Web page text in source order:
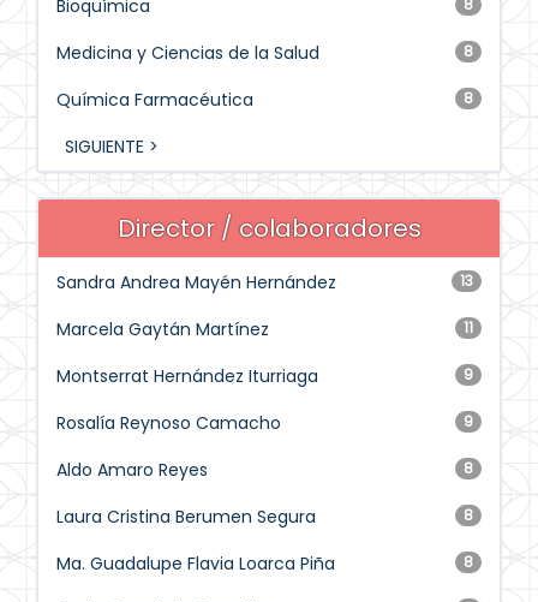
8
Bioquímica
8
Medicina y Ciencias de la Salud
8
Química Farmacéutica
SIGUIENTE >
Director / colaboradores
13
Sandra Andrea Mayén Hernández
11
Marcela Gaytán Martínez
9
Montserrat Hernández Iturriaga
9
Rosalía Reynoso Camacho
8
Aldo Amaro Reyes
8
Laura Cristina Berumen Segura
8
Ma. Guadalupe Flavia Loarca Piña